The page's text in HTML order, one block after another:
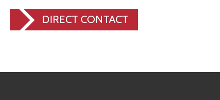
DIRECT CONTACT